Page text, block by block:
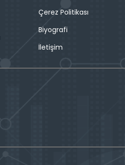
Çerez Politikası
Biyografi
İletişim